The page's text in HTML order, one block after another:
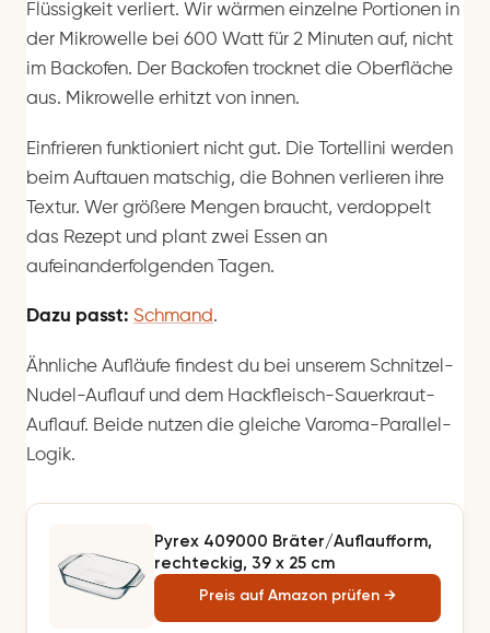
Flüssigkeit verliert. Wir wärmen einzelne Portionen in
der Mikrowelle bei 600 Watt für 2 Minuten auf, nicht
im Backofen. Der Backofen trocknet die Oberfläche
aus. Mikrowelle erhitzt von innen.
Einfrieren funktioniert nicht gut. Die Tortellini werden
beim Auftauen matschig, die Bohnen verlieren ihre
Textur. Wer größere Mengen braucht, verdoppelt
das Rezept und plant zwei Essen an
aufeinanderfolgenden Tagen.
Dazu passt: Schmand.
Ähnliche Aufläufe findest du bei unserem Schnitzel-
Nudel-Auflauf und dem Hackfleisch-Sauerkraut-
Auflauf. Beide nutzen die gleiche Varoma-Parallel-
Logik.
Pyrex 409000 Bräter/Auflaufform,
rechteckig, 39 x 25 cm
Preis auf Amazon prüfen →